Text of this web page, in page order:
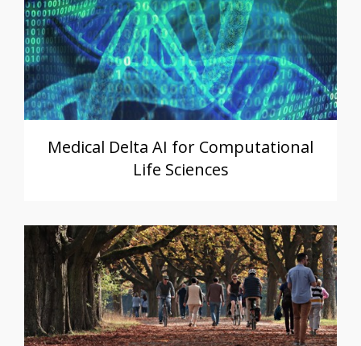
Medical Delta AI for Computational
Life Sciences